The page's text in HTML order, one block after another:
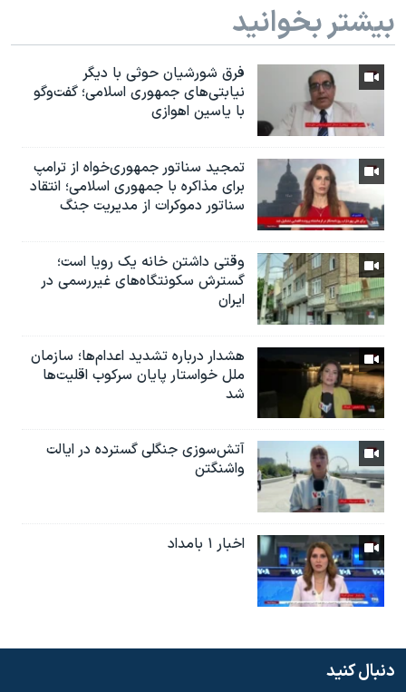
بیشتر بخوانید
فرق شورشیان حوثی با دیگر
نیابتی‌های جمهوری اسلامی؛ گفت‌وگو
با یاسین اهوازی
تمجید سناتور جمهوری‌خواه از ترامپ
برای مذاکره با جمهوری اسلامی؛ انتقاد
سناتور دموکرات از مدیریت جنگ
وقتی داشتن خانه یک رویا است؛
گسترش سکونتگاه‌های غیررسمی در
ایران
هشدار درباره تشدید اعدام‌ها؛ سازمان
ملل خواستار پایان سرکوب اقلیت‌ها
شد
آتش‌سوزی جنگلی گسترده در ایالت
واشنگتن
اخبار ۱ بامداد
دنبال کنید